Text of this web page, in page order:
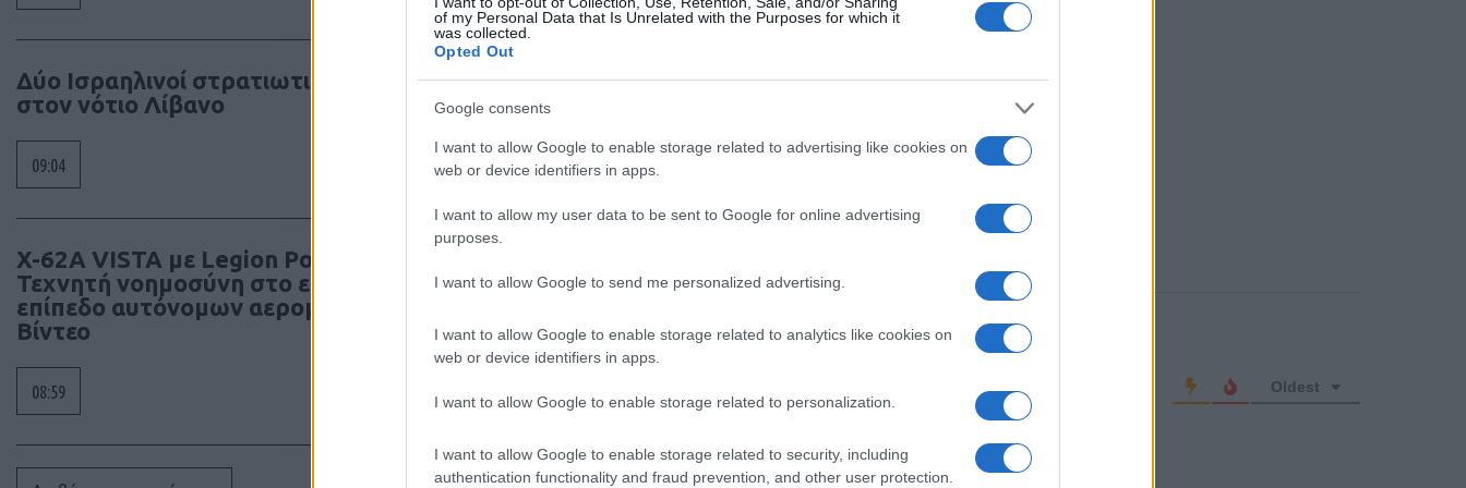
of my Personal Data that Is Unrelated with the Purposes for which it
was collected.
Opted Out
Google consents
I want to allow Google to enable storage related to advertising like cookies on
web or device identifiers in apps.
I want to allow my user data to be sent to Google for online advertising
purposes.
I want to allow Google to send me personalized advertising.
I want to allow Google to enable storage related to analytics like cookies on
web or device identifiers in apps.
I want to allow Google to enable storage related to personalization.
I want to allow Google to enable storage related to security, including
authentication functionality and fraud prevention, and other user protection.
Δύο Ισραηλινοί στρατιωτικοί νεκροί
στον νότιο Λίβανο
09:04
X-62A VISTA με Legion Pod:
Τεχνητή νοημοσύνη στο επόμενο
επίπεδο αυτόνομων αερομαχιών –
Βίντεο
08:59
Please login to comment
Oldest
Johnny(@johnny)
Trusted Member